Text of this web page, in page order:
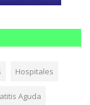
Hospitales
Aguda